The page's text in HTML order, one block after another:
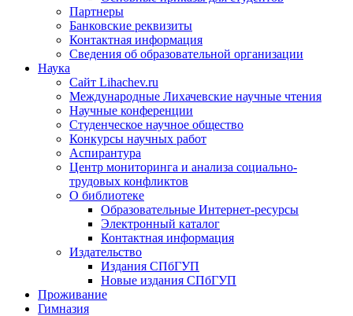
Партнеры
Банковские реквизиты
Контактная информация
Сведения об образовательной организации
Наука
Сайт Lihachev.ru
Международные Лихачевские научные чтения
Научные конференции
Студенческое научное общество
Конкурсы научных работ
Аспирантура
Центр мониторинга и анализа социально-
трудовых конфликтов
О библиотеке
Образовательные Интернет-ресурсы
Электронный каталог
Контактная информация
Издательство
Издания СПбГУП
Новые издания СПбГУП
Проживание
Гимназия